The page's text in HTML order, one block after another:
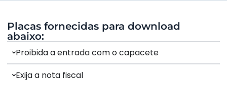
Placas fornecidas para download
abaixo:
Proibida a entrada com o capacete
Exija a nota fiscal